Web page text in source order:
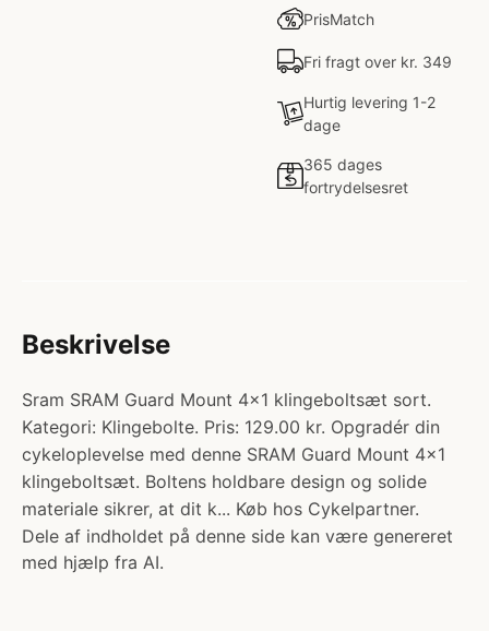
PrisMatch
Fri fragt over kr. 349
Hurtig levering 1-2
dage
365 dages
fortrydelsesret
Beskrivelse
Sram SRAM Guard Mount 4x1 klingeboltsæt sort.
Kategori: Klingebolte. Pris: 129.00 kr. Opgradér din
cykeloplevelse med denne SRAM Guard Mount 4x1
klingeboltsæt. Boltens holdbare design og solide
materiale sikrer, at dit k... Køb hos Cykelpartner.
Dele af indholdet på denne side kan være genereret
med hjælp fra AI.